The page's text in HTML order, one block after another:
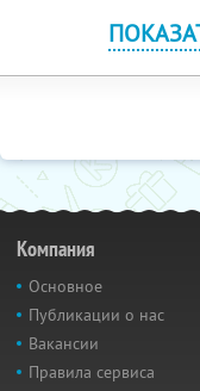
Компания
Основное
Публикации о нас
Вакансии
Правила сервиса